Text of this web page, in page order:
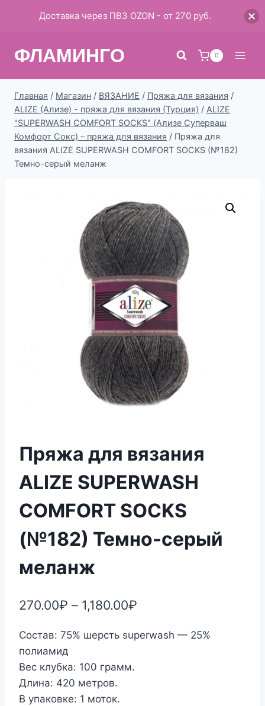
ФЛАМИНГО 0
Главная / Магазин / ВЯЗАНИЕ / Пряжа для вязания /
ALIZE (Ализе) - пряжа для вязания (Турция) / ALIZE
"SUPERWASH COMFORT SOCKS" (Ализе Суперваш
Комфорт Сокс) – пряжа для вязания / Пряжа для
вязания ALIZE SUPERWASH COMFORT SOCKS (№182)
Темно-серый меланж
Пряжа для вязания
ALIZE SUPERWASH
COMFORT SOCKS
(№182) Темно-серый
меланж
270.00₽ – 1,180.00₽
Состав: 75% шерсть superwash — 25%
полиамид
Вес клубка: 100 грамм.
Длина: 420 метров.
В упаковке: 1 моток.
Доставка через ПВЗ OZON - от 270 руб.